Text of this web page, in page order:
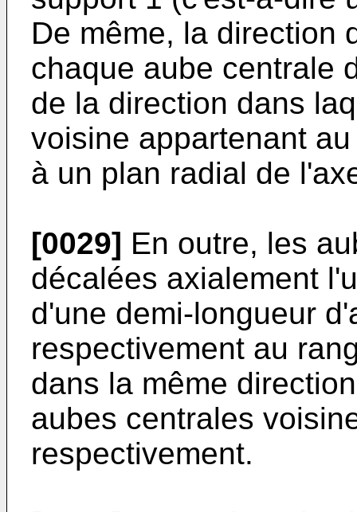
De même, la direction
chaque aube centrale
de la direction dans
voisine appartenant
à un plan radial de
[0029] En outre, les
décalées axialement
d'une demi-longueur
respectivement au
dans la même
aubes centrales
respectivement.